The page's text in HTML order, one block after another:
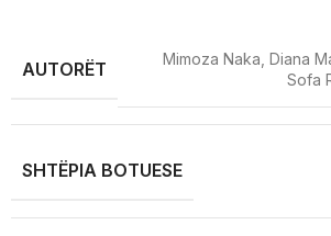
AUTORËT
Mimoza Naka, Diana
Sofa
SHTËPIA BOTUESE